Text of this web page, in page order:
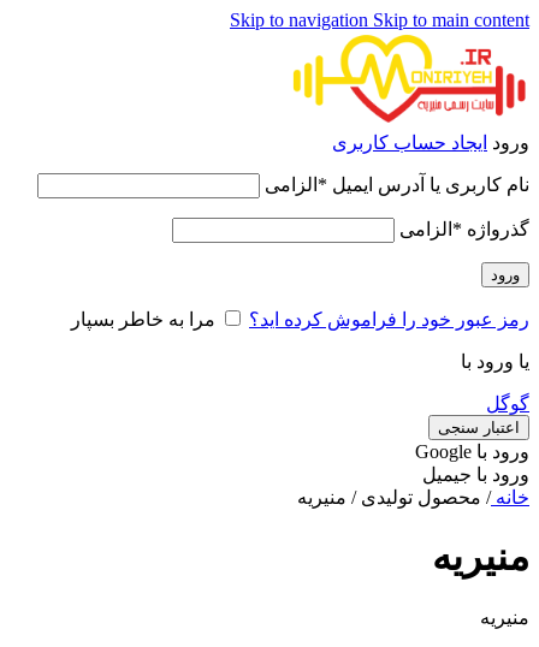
Skip to navigation Skip to main content
ورود ایجاد حساب کاربری
نام کاربری یا آدرس ایمیل * الزامی
گذرواژه * الزامی
ورود
رمز عبور خود را فراموش کرده اید؟ مرا به خاطر بسپار
یا ورود با
گوگل
اعتبار سنجی
ورود با ‫Google
ورود با جیمیل
خانه/ محصول تولیدی/ منیریه
منیریه
منیریه